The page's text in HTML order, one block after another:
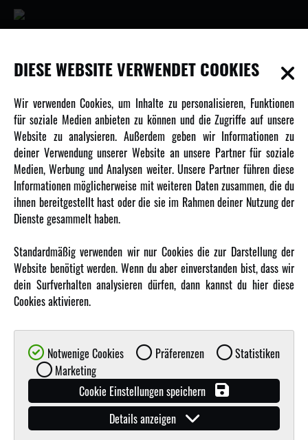
INFORMATIONEN
Newsletter
Über uns
Karriere
Amewi Kataloge
MEHR VON AMEWI
AMXRacing - Qualitäts RC-Zubehör
Amewi Construction - Nutzfahrzeuge
Malinos - Die kreative Seite von Amewi
Werden Sie Amewi Händler
DIESE WEBSITE VERWENDET COOKIES
Wir verwenden Cookies, um Inhalte zu personalisieren, Funktionen
für soziale Medien anbieten zu können und die Zugriffe auf unsere
Website zu analysieren. Außerdem geben wir Informationen zu
deiner Verwendung unserer Website an unsere Partner für soziale
Medien, Werbung und Analysen weiter. Unsere Partner führen diese
Informationen möglicherweise mit weiteren Daten zusammen, die du
ihnen bereitgestellt hast oder die sie im Rahmen deiner Nutzung der
Dienste gesammelt haben.
Standardmäßig verwenden wir nur Cookies die zur Darstellung der
Website benötigt werden. Wenn du aber einverstanden bist, dass wir
dein Surfverhalten analysieren dürfen, dann kannst du hier diese
Cookies aktivieren.
Notwenige Cookies Präferenzen
Statistiken
Marketing
Cookie Einstellungen speichern
Details anzeigen